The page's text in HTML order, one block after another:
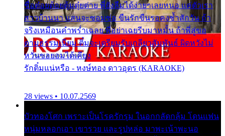
ชื่อต๋อยต้อยตุ้มตุ๋ยต่าย พี่ยังลืมได้ง่ายๆเลยหนอ แค่ตัวเรา
สาวบ้านนา แสนจะซอมซ่อ ขืนรักขืนรอคงช้ำสักวัน ถ้า
จริงเหมือนคำพร่ำเฉลย พี่อย่าเฉยรีบมาหมั้น ถ้าพี่สู่ขอ
ตามธรรมเนียม ติ๋มจะเตรียมรับเกลียวสัมพันธ์ ผิดหวังไม่
หวั่นขอยอมได้เคียง
รักติ๋มแน่หรือ - หงษ์ทอง ดาวอุดร (KARAOKE)
28 views • 10.07.2569
บัวทองโศก เพราะเป็นโรครักรุม ในอกกลัดกลุ้ม โดนแฟน
หนุ่มหลอกเอา เขารวย และรูปหล่อ มาพะเน้าพะนอ